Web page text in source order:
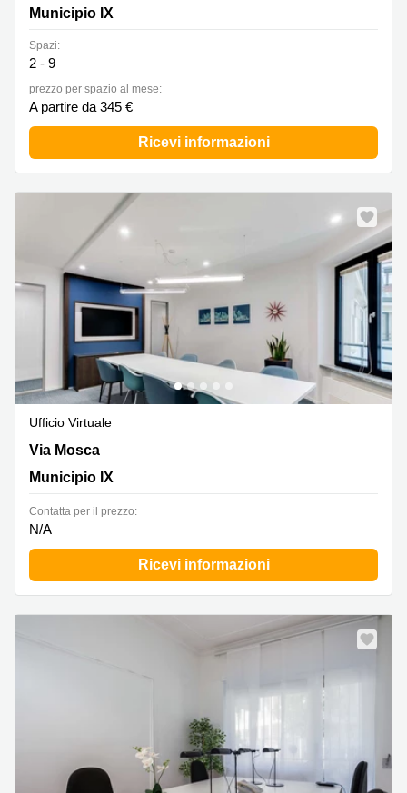
Municipio IX
Spazi:
2 - 9
prezzo per spazio al mese:
A partire da 345 €
Ricevi informazioni
Ufficio Virtuale
Via Mosca 32, Municipio IX
Via Mosca
Municipio IX
Сontatta per il prezzo:
N/A
Ricevi informazioni